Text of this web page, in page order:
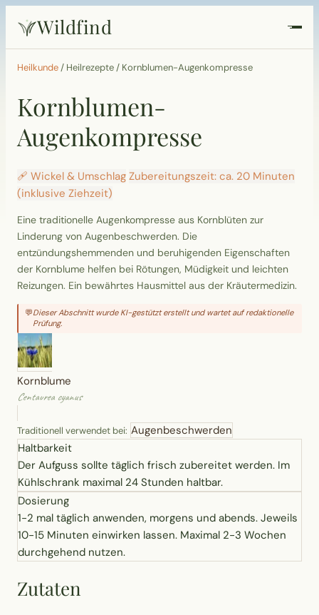
Wildfind
Startseite
Pflanzen
Rezepte
Heilkunde
Garten
Quiz
Suche
Erntekorb
Sammelkalender
Blüten-Finder
Phänologie-Radar
Vogelstimmen
Gartenplaner
Heilkunde / Heilrezepte / Kornblumen-Augenkompresse
Kornblumen-
Augenkompresse
🩹 Wickel & Umschlag Zubereitungszeit: ca. 20 Minuten
(inklusive Ziehzeit)
Eine traditionelle Augenkompresse aus Kornblüten zur
Linderung von Augenbeschwerden. Die
entzündungshemmenden und beruhigenden Eigenschaften
der Kornblume helfen bei Rötungen, Müdigkeit und leichten
Reizungen. Ein bewährtes Hausmittel aus der Kräutermedizin.
💬Dieser Abschnitt wurde KI-gestützt erstellt und wartet auf redaktionelle
Prüfung.
Kornblume
Centaurea cyanus
Traditionell verwendet bei: Augenbeschwerden
Haltbarkeit
Der Aufguss sollte täglich frisch zubereitet werden. Im
Kühlschrank maximal 24 Stunden haltbar.
Dosierung
1-2 mal täglich anwenden, morgens und abends. Jeweils
10-15 Minuten einwirken lassen. Maximal 2-3 Wochen
durchgehend nutzen.
Zutaten